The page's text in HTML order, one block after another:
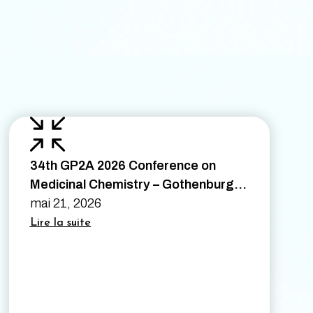
34th GP2A 2026 Conference on
Medicinal Chemistry – Gothenburg,
Sweden – August 26th to 28th 2026
mai 21, 2026
Lire la suite